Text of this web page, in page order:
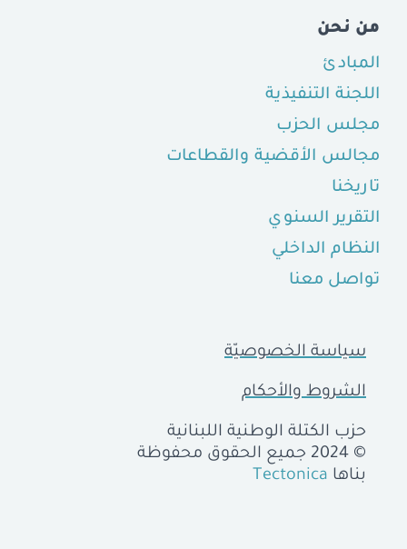
من نحن
المبادئ
اللجنة التنفيذية
مجلس الحزب
مجالس الأقضية والقطاعات
تاريخنا
التقرير السنوي
النظام الداخلي
تواصل معنا
سياسة الخصوصيّة
الشروط والأحكام
حزب الكتلة الوطنية اللبنانية
© 2024 جميع الحقوق محفوظة
بناها Tectonica